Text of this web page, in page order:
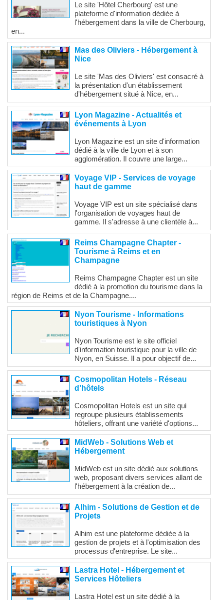
Le site 'Hôtel Cherbourg' est une
plateforme d'information dédiée à
l'hébergement dans la ville de Cherbourg,
en...
Mas des Oliviers - Hébergement à
Nice
Le site 'Mas des Oliviers' est consacré à
la présentation d'un établissement
d'hébergement situé à Nice, en...
Lyon Magazine - Actualités et
événements à Lyon
Lyon Magazine est un site d'information
dédié à la ville de Lyon et à son
agglomération. Il couvre une large...
Voyage VIP - Services de voyage
haut de gamme
Voyage VIP est un site spécialisé dans
l'organisation de voyages haut de
gamme. Il s'adresse à une clientèle à...
Reims Champagne Chapter -
Tourisme à Reims et en
Champagne
Reims Champagne Chapter est un site
dédié à la promotion du tourisme dans la
région de Reims et de la Champagne....
Nyon Tourisme - Informations
touristiques à Nyon
Nyon Tourisme est le site officiel
d'information touristique pour la ville de
Nyon, en Suisse. Il a pour objectif de...
Cosmopolitan Hotels - Réseau
d'hôtels
Cosmopolitan Hotels est un site qui
regroupe plusieurs établissements
hôteliers, offrant une variété d'options...
MidWeb - Solutions Web et
Hébergement
MidWeb est un site dédié aux solutions
web, proposant divers services allant de
l'hébergement à la création de...
Alhim - Solutions de Gestion et de
Projets
Alhim est une plateforme dédiée à la
gestion de projets et à l'optimisation des
processus d'entreprise. Le site...
Lastra Hotel - Hébergement et
Services Hôteliers
Lastra Hotel est un site dédié à la